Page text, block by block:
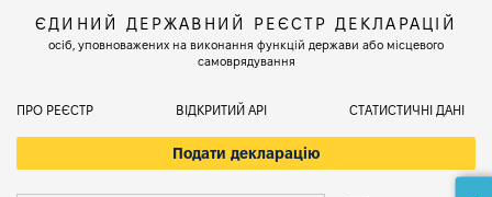
ЄДИНИЙ ДЕРЖАВНИЙ РЕЄСТР ДЕКЛАРАЦІЙ
осіб, уповноважених на виконання функцій держави або місцевого
самоврядування
ПРО РЕЄСТР ВІДКРИТИЙ АРІ СТАТИСТИЧНІ ДАНІ
Подати декларацію